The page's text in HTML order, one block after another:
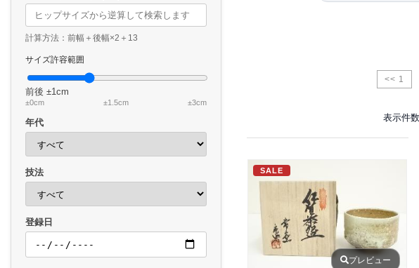
計算方法：前幅＋後幅×2＋13
サイズ許容範囲
前後 ±1cm
±0cm ±1.5cm ±3cm
年代
技法
登録日
<< 1
表示件数
SALE
プレビュー